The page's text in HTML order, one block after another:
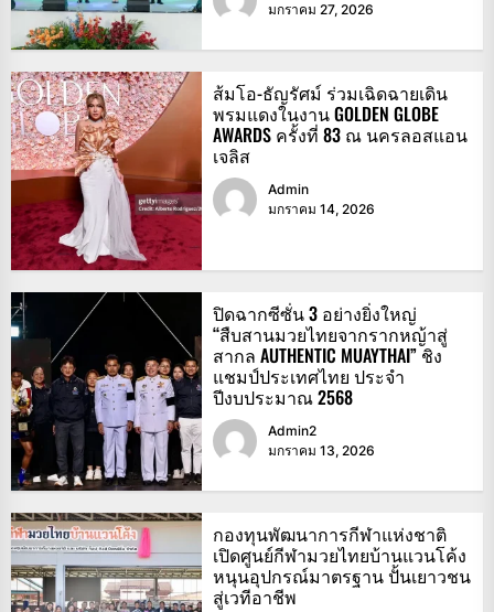
มกราคม 27, 2026
ส้มโอ-ธัญรัศม์ ร่วมเฉิดฉายเดิน
พรมแดงในงาน GOLDEN GLOBE
AWARDS ครั้งที่ 83 ณ นครลอสแอน
เจลิส
Admin
มกราคม 14, 2026
ปิดฉากซีซั่น 3 อย่างยิ่งใหญ่
“สืบสานมวยไทยจากรากหญ้าสู่
สากล AUTHENTIC MUAYTHAI” ชิง
แชมป์ประเทศไทย ประจำ
ปีงบประมาณ 2568
Admin2
มกราคม 13, 2026
กองทุนพัฒนาการกีฬาแห่งชาติ
เปิดศูนย์กีฬามวยไทยบ้านแวนโค้ง
หนุนอุปกรณ์มาตรฐาน ปั้นเยาวชน
สู่เวทีอาชีพ